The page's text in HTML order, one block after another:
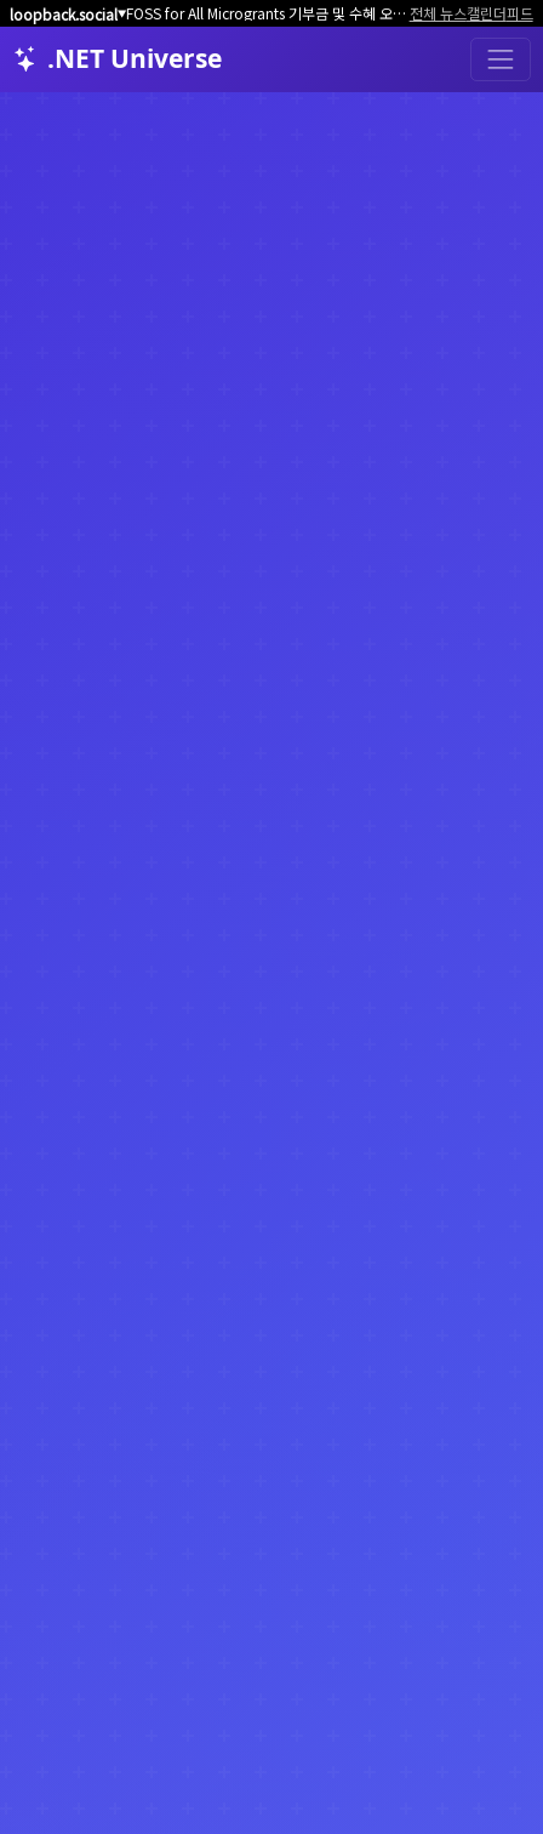
loopback.social▼ FOSS for All Microgrants 기부금 및 수혜 오픈소스 프로젝트/커뮤니티 모집 전체 뉴스캘린더피드
.NET Universe